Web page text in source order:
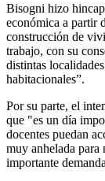
Bisogni hizo
económica a partir
construcción de
trabajo, con su
distintas
habitacionales”.
Por su parte, el
que "es un día
docentes puedan
muy anhelada para
importante